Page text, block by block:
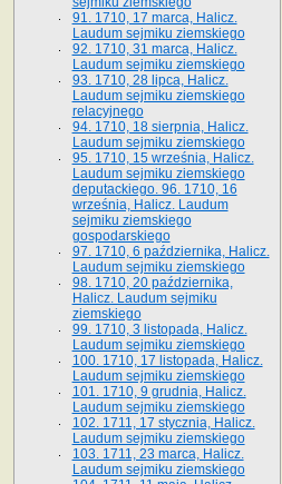
91. 1710, 17 marca, Halicz.
Laudum sejmiku ziemskiego
92. 1710, 31 marca, Halicz.
Laudum sejmiku ziemskiego
93. 1710, 28 lipca, Halicz.
Laudum sejmiku ziemskiego
relacyjnego
94. 1710, 18 sierpnia, Halicz.
Laudum sejmiku ziemskiego
95. 1710, 15 września, Halicz.
Laudum sejmiku ziemskiego
deputackiego. 96. 1710, 16
września, Halicz. Laudum
sejmiku ziemskiego
gospodarskiego
97. 1710, 6 października, Halicz.
Laudum sejmiku ziemskiego
98. 1710, 20 października,
Halicz. Laudum sejmiku
ziemskiego
99. 1710, 3 listopada, Halicz.
Laudum sejmiku ziemskiego
100. 1710, 17 listopada, Halicz.
Laudum sejmiku ziemskiego
101. 1710, 9 grudnia, Halicz.
Laudum sejmiku ziemskiego
102. 1711, 17 stycznia, Halicz.
Laudum sejmiku ziemskiego
103. 1711, 23 marca, Halicz.
Laudum sejmiku ziemskiego